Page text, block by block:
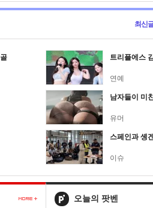
최신
트리플에스
연예
남자들이 미
유머
스페인과 솅
이슈
오늘의 팟벤